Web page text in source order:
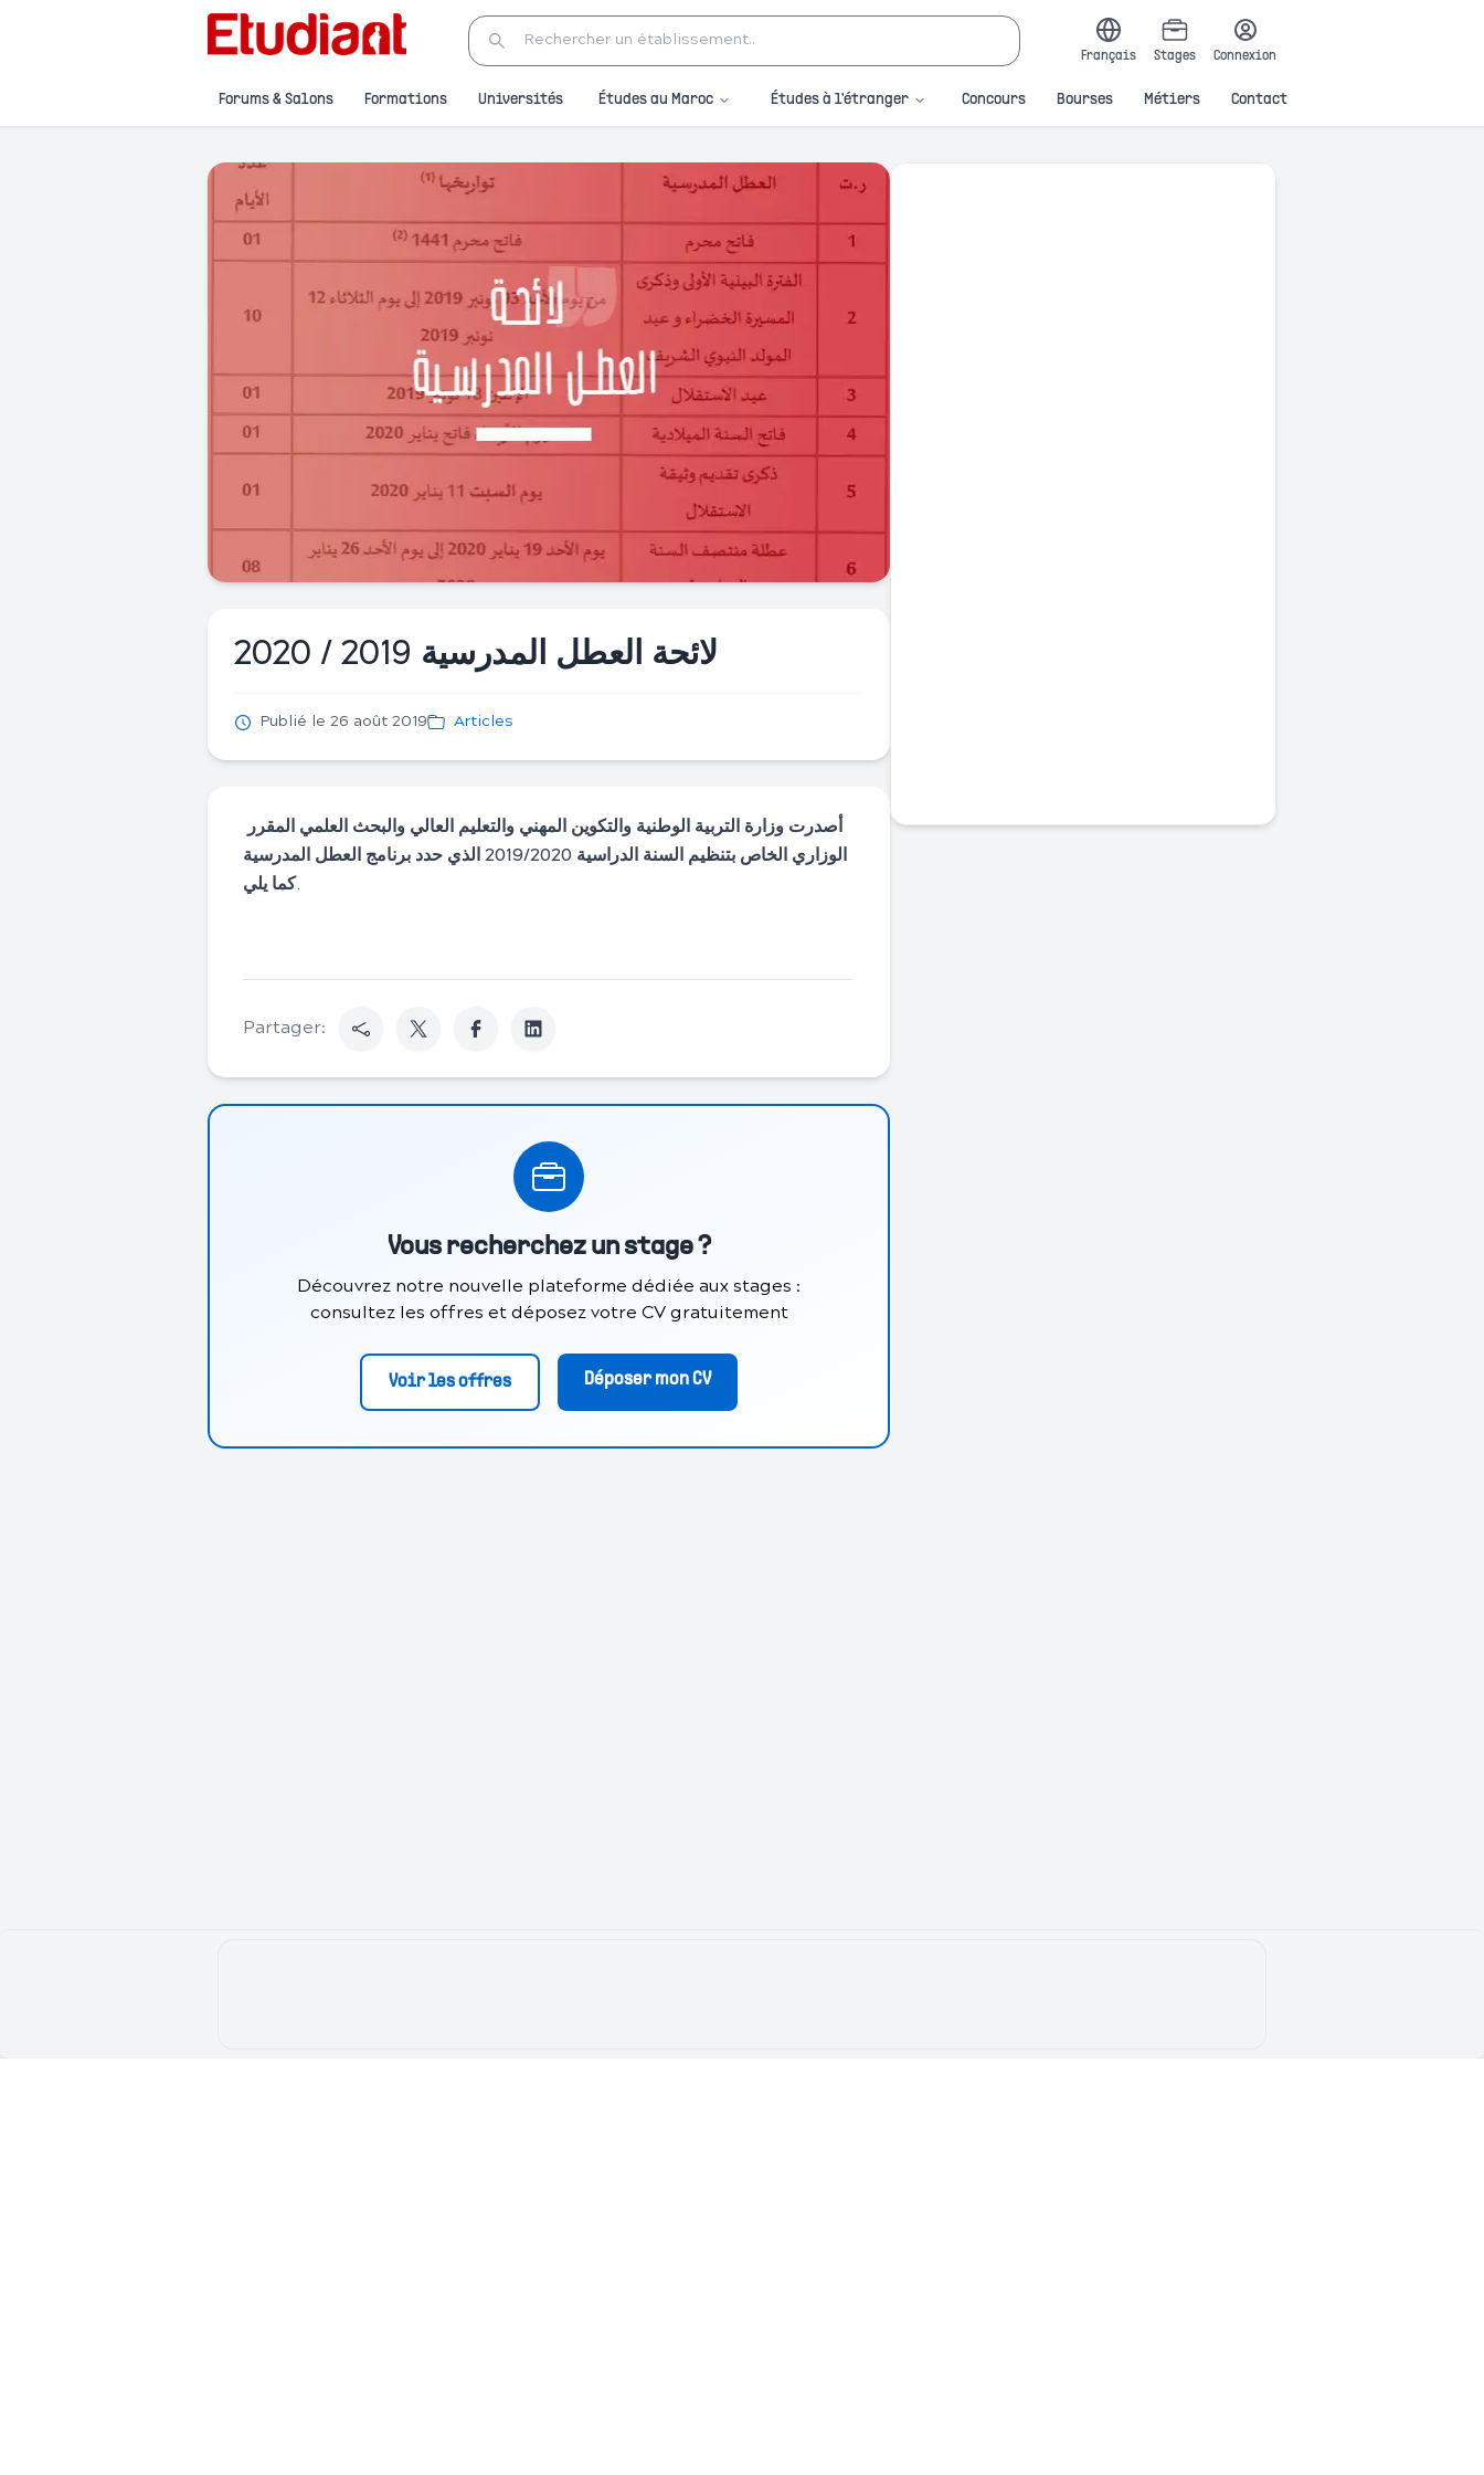
Français Stages Connexion
Forums & Salons Formations Universités Études au Maroc Études à l'étranger Concours Bourses Métiers Contact
لائحة العطل المدرسية 2019 / 2020
Publié le 26 août 2019 Articles
الوزاري الخاص بتنظيم السنة الدراسية 2019/2020 الذي حدد برنامج العطل المدرسية
كما يلي.
Partager:
Vous recherchez un stage ?
Découvrez notre nouvelle plateforme dédiée aux stages :
consultez les offres et déposez votre CV gratuitement
Voir les offres Déposer mon CV